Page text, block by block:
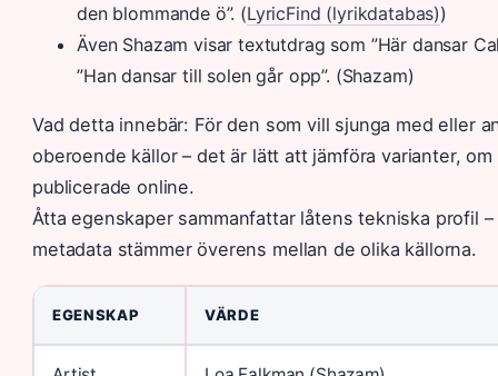
den blommande ö”. (LyricFind (lyrikdatabas))
Även Shazam visar textutdrag som ”Här dansar
”Han dansar till solen går opp”. (Shazam)
Vad detta innebär: För den som vill sjunga med eller
oberoende källor – det är lätt att jämföra varianter,
publicerade online.
Åtta egenskaper sammanfattar låtens tekniska profil
metadata stämmer överens mellan de olika källorna.
EGENSKAP VÄRDE